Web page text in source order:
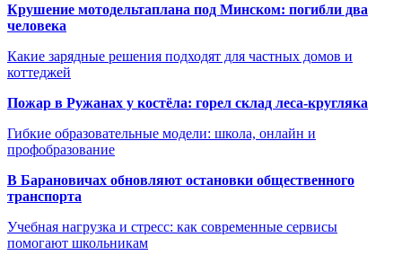
Крушение мотодельтаплана под Минском: погибли два
человека
Какие зарядные решения подходят для частных домов и
коттеджей
Пожар в Ружанах у костёла: горел склад леса-кругляка
Гибкие образовательные модели: школа, онлайн и
профобразование
В Барановичах обновляют остановки общественного
транспорта
Учебная нагрузка и стресс: как современные сервисы
помогают школьникам